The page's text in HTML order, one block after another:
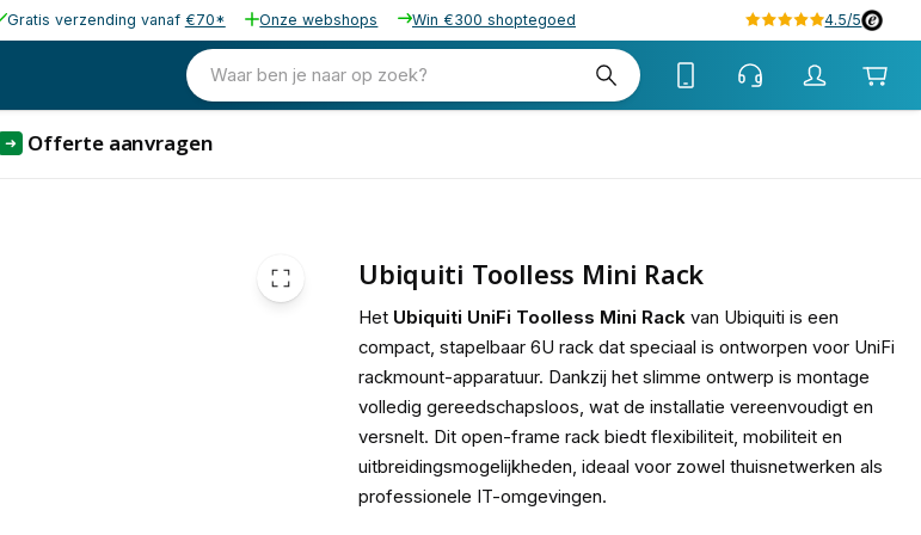
Gratis verzending vanaf €70* Onze webshops Win €300 shoptegoed 4.5/5
Waar ben je naar op zoek?
➜ Offerte aanvragen
Ubiquiti Toolless Mini Rack
Het Ubiquiti UniFi Toolless Mini Rack van Ubiquiti is een
compact, stapelbaar 6U rack dat speciaal is ontworpen voor UniFi
rackmount-apparatuur. Dankzij het slimme ontwerp is montage
volledig gereedschapsloos, wat de installatie vereenvoudigt en
versnelt. Dit open-frame rack biedt flexibiliteit, mobiliteit en
uitbreidingsmogelijkheden, ideaal voor zowel thuisnetwerken als
professionele IT-omgevingen.
316,47 excl. btw
382,93 incl. btw